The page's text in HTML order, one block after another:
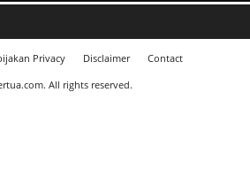
Privacy Disclaimer
Contact
All rights reserved.